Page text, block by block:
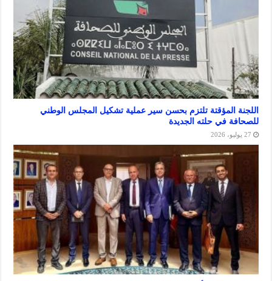
المؤقتة تلتزم بحسن سير عملية تشكيل المجلس الوطني
في حلته الجديدة